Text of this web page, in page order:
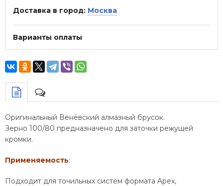
Доставка в город: Москва
Варианты оплаты
Оригинальный Венёвский алмазный брусок.
Зерно 100/80 предназначено для заточки режущей
кромки.
Применяемость:
Подходит для точильных систем формата Apex,